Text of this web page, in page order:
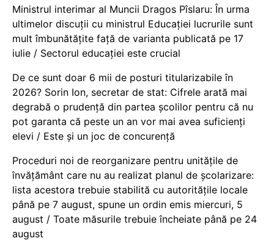
Ministrul interimar al Muncii Dragos Pîslaru: În urma
ultimelor discuții cu ministrul Educației lucrurile sunt
mult îmbunătățite față de varianta publicată pe 17
iulie / Sectorul educației este crucial
De ce sunt doar 6 mii de posturi titularizabile în
2026? Sorin Ion, secretar de stat: Cifrele arată mai
degrabă o prudență din partea școlilor pentru că nu
pot garanta că peste un an vor mai avea suficienți
elevi / Este și un joc de concurență
Proceduri noi de reorganizare pentru unitățile de
învățământ care nu au realizat planul de școlarizare:
lista acestora trebuie stabilită cu autoritățile locale
până pe 7 august, spune un ordin emis miercuri, 5
august / Toate măsurile trebuie încheiate până pe 24
august